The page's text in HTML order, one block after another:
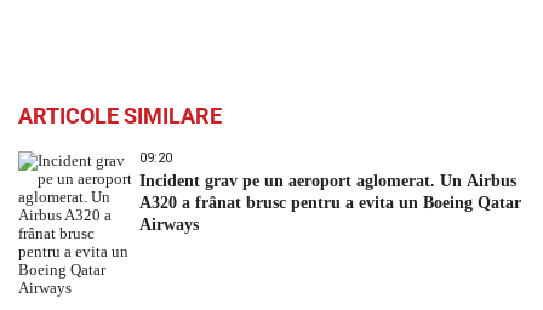
ARTICOLE SIMILARE
09:20
Incident grav pe un aeroport aglomerat. Un Airbus
A320 a frânat brusc pentru a evita un Boeing Qatar
Airways